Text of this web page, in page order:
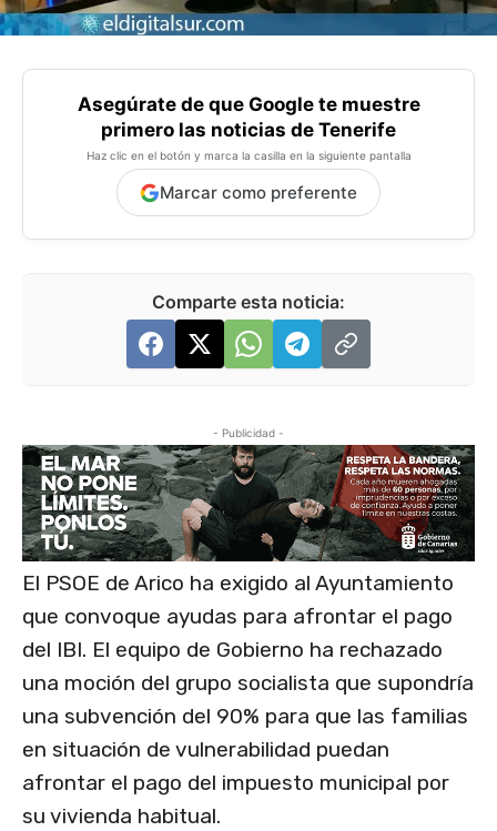
Asegúrate de que Google te muestre
primero las noticias de Tenerife
Haz clic en el botón y marca la casilla en la siguiente pantalla
Marcar como preferente
Comparte esta noticia:
- Publicidad -
El PSOE de Arico ha exigido al Ayuntamiento
que convoque ayudas para afrontar el pago
del IBI. El equipo de Gobierno ha rechazado
una moción del grupo socialista que supondría
una subvención del 90% para que las familias
en situación de vulnerabilidad puedan
afrontar el pago del impuesto municipal por
su vivienda habitual.